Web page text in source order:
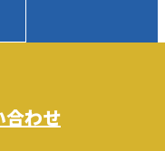
合わせ